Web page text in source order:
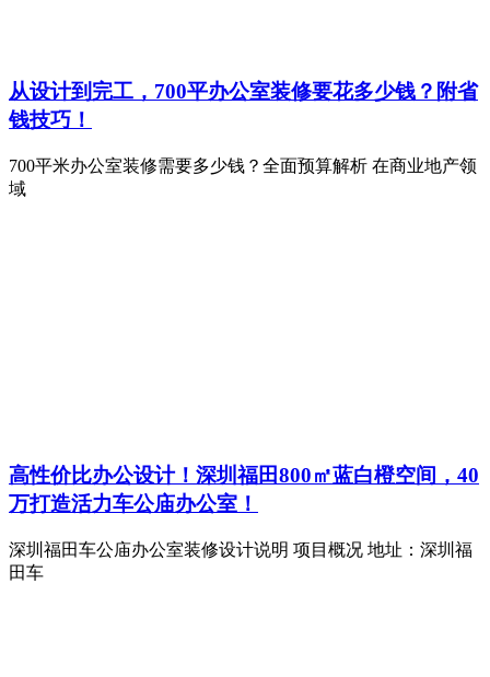
从设计到完工，700平办公室装修要花多少钱？附省
钱技巧！
700平米办公室装修需要多少钱？全面预算解析 在商业地产领
域
高性价比办公设计！深圳福田800㎡蓝白橙空间，40
万打造活力车公庙办公室！
深圳福田车公庙办公室装修设计说明 项目概况 地址：深圳福
田车